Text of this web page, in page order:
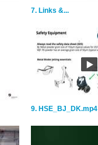
7. Links &...
9. HSE_BJ_DK.mp4